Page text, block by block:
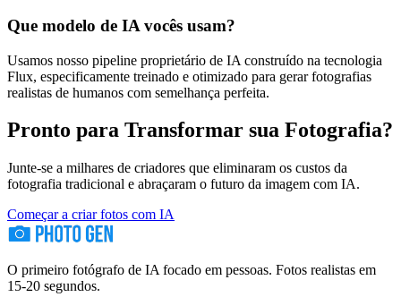
Que modelo de IA vocês usam?
Usamos nosso pipeline proprietário de IA construído na tecnologia
Flux, especificamente treinado e otimizado para gerar fotografias
realistas de humanos com semelhança perfeita.
Pronto para Transformar sua Fotografia?
Junte-se a milhares de criadores que eliminaram os custos da
fotografia tradicional e abraçaram o futuro da imagem com IA.
Começar a criar fotos com IA
O primeiro fotógrafo de IA focado em pessoas. Fotos realistas em
15-20 segundos.